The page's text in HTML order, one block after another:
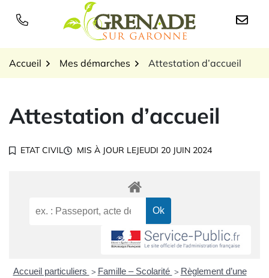
Logo Grenade sur
Accueil Mes démarches Attestation d’accueil
Attestation d’accueil
ETAT CIVIL MIS À JOUR LEJEUDI 20 JUIN 2024
Accueil particuliers > Famille – Scolarité > Règlement d’une